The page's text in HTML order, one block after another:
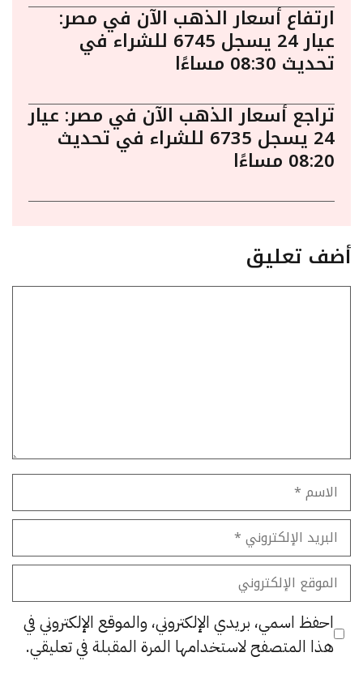
ارتفاع أسعار الذهب الآن في مصر:
عيار 24 يسجل 6745 للشراء في
تحديث 08:30 مساءًا
تراجع أسعار الذهب الآن في مصر: عيار
24 يسجل 6735 للشراء في تحديث
08:20 مساءًا
أضف تعليق
الاسم
البريد
الإلكتروني
الموقع
الإلكتروني
احفظ اسمي، بريدي الإلكتروني، والموقع الإلكتروني في
هذا المتصفح لاستخدامها المرة المقبلة في تعليقي.